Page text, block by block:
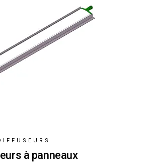
à panneaux